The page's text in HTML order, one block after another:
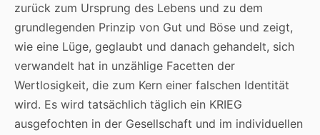
zurück zum Ursprung des Lebens und zu dem
grundlegenden Prinzip von Gut und Böse und zeigt,
wie eine Lüge, geglaubt und danach gehandelt, sich
verwandelt hat in unzählige Facetten der
Wertlosigkeit, die zum Kern einer falschen Identität
wird. Es wird tatsächlich täglich ein KRIEG
ausgefochten in der Gesellschaft und im individuellen